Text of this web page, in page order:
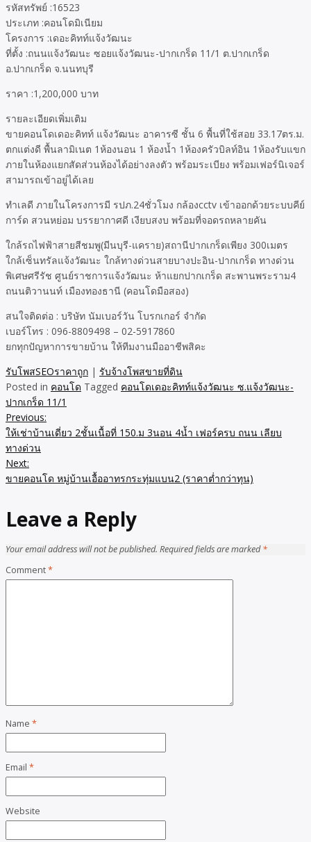
รหัสทรัพย์ :16523
ประเภท :คอนโดมิเนียม
โครงการ :เดอะคิทท์แจ้งวัฒนะ
ที่ตั้ง :ถนนแจ้งวัฒนะ ซอยแจ้งวัฒนะ-ปากเกร็ด 11/1 ต.ปากเกร็ด
อ.ปากเกร็ด จ.นนทบุรี
ราคา :1,200,000 บาท
รายละเอียดเพิ่มเติม
ขายคอนโดเดอะคิทท์ แจ้งวัฒนะ อาคารซี ชั้น 6 พื้นที่ใช้สอย 33.17ตร.ม.
ตกแต่งดี พื้นลามิเนต 1ห้องนอน 1 ห้องน้ำ 1ห้องครัวบิลท์อิน 1ห้องรับแขก
ภายในห้องแยกสัดส่วนห้องได้อย่างลงตัว พร้อมระเบียง พร้อมเฟอร์นิเจอร์
สามารถเข้าอยู่ได้เลย
ทำเลดี ภายในโครงการมี รปภ.24ชั่วโมง กล้องcctv เข้าออกด้วยระบบคีย์
การ์ด สวนหย่อม บรรยากาศดี เงียบสงบ พร้อมที่จอดรถหลายคัน
ใกล้รถไฟฟ้าสายสีชมพู(มีนบุรี-แคราย)สถานีปากเกร็ดเพียง 300เมตร
ใกล้เซ็นทรัลแจ้งวัฒนะ ใกล้ทางด่วนสายบางปะอิน-ปากเกร็ด ทางด่วน
พิเศษศรีรัช ศูนย์ราชการแจ้งวัฒนะ ห้าแยกปากเกร็ด สะพานพระราม4
ถนนติวานนท์ เมืองทองธานี (คอนโดมือสอง)
สนใจติดต่อ : บริษัท นัมเบอร์วัน โบรกเกอร์ จำกัด
เบอร์โทร : 096-8809498 – 02-5917860
ยกทุกปัญหาการขายบ้าน ให้ทีมงานมืออาชีพสิคะ
รับโพสSEOราคาถูก | รับจ้างโพสขายที่ดิน
Posted in คอนโด Tagged คอนโดเดอะคิทท์แจ้งวัฒนะ ซ.แจ้งวัฒนะ-
ปากเกร็ด 11/1
Post
navigation
Previous:
ให้เช่าบ้านเดี่ยว 2ชั้นเนื้อที่ 150.ม 3นอน 4น้ำ เฟอร์ครบ ถนน เลียบ
ทางด่วน
Next:
ขายคอนโด หมู่บ้านเอื้ออาทรกระทุ่มแบน2 (ราคาต่ำกว่าทุน)
Leave a Reply
Your email address will not be published. Required fields are marked*
Comment*
Name *
Email *
Website